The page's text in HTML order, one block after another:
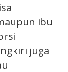
ibu
juga